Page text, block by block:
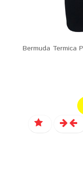
Bermuda Termica